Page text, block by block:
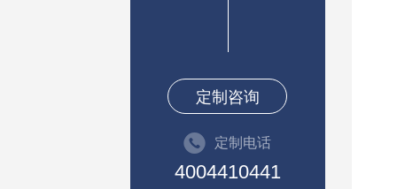
定制咨询
定制电话
4004410441